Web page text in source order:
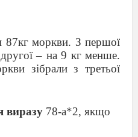
87кг моркви. З першої
– на 9 кг менше.
зібрали з третьої
виразу 78-а*2, якщо